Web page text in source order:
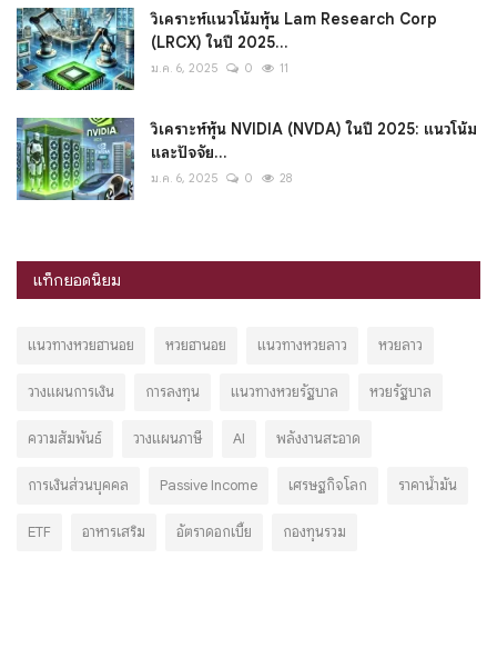
วิเคราะห์แนวโน้มหุ้น Lam Research Corp
(LRCX) ในปี 2025...
ม.ค. 6, 2025 0 11
วิเคราะห์หุ้น NVIDIA (NVDA) ในปี 2025: แนวโน้ม
และปัจจัย...
ม.ค. 6, 2025 0 28
แท็กยอดนิยม
แนวทางหวยฮานอย หวยฮานอย แนวทางหวยลาว หวยลาว
วางแผนการเงิน การลงทุน แนวทางหวยรัฐบาล หวยรัฐบาล
ความสัมพันธ์ วางแผนภาษี AI พลังงานสะอาด
การเงินส่วนบุคคล Passive Income เศรษฐกิจโลก ราคาน้ำมัน
ETF อาหารเสริม อัตราดอกเบี้ย กองทุนรวม